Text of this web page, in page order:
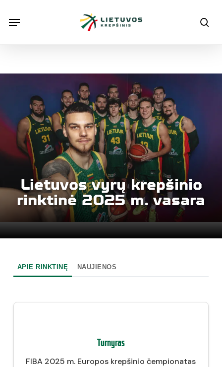
Menu
Lietuvos vyrų krepšinio
rinktinė 2025 m. vasara
APIE RINKTINĘ NAUJIENOS
Turnyras
FIBA 2025 m. Europos krepšinio čempionatas